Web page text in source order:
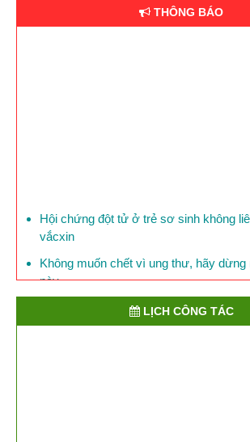
THÔNG BÁO
Hội chứng đột tử ở trẻ sơ sinh không
vắcxin
Không muốn chết vì ung thư, hãy dừng
này
Mỗi ngày, 150 người Việt Nam chết vì
LỊCH CÔNG TÁC